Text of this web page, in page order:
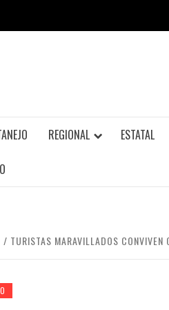
REGIONAL ESTATAL
TURISTAS MARAVILLADOS CONVIVEN